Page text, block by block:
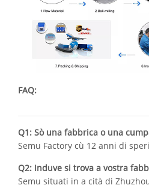
FAQ:
Q1: Sò una fabbrica o una
Semu Factory cù 12 anni di
Q2: Induve si trova a vostra
Semu situati in a cità di